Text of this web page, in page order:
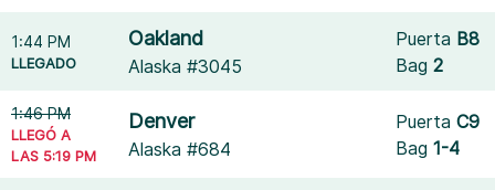
1:44 PM
LLEGADO
Oakland
Alaska #3045
Puerta B8
Bag2
1:46 PM
LLEGÓ A
LAS 5:19 PM
Denver
Alaska #684
PuertaC9
Bag1-4